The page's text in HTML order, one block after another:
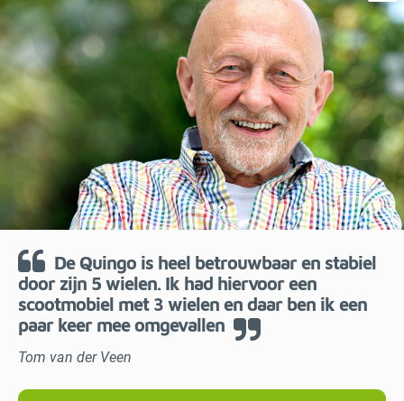
De Quingo is heel betrouwbaar en stabiel
door zijn 5 wielen. Ik had hiervoor een
scootmobiel met 3 wielen en daar ben ik een
paar keer mee omgevallen
Tom van der Veen